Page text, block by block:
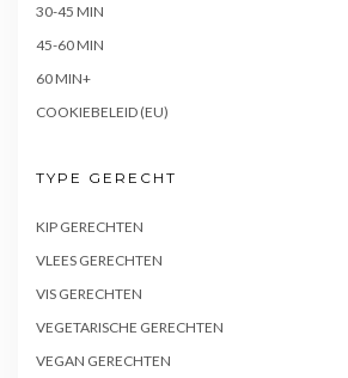
30-45 MIN
45-60 MIN
60 MIN+
COOKIEBELEID (EU)
TYPE GERECHT
KIP GERECHTEN
VLEES GERECHTEN
VIS GERECHTEN
VEGETARISCHE GERECHTEN
VEGAN GERECHTEN